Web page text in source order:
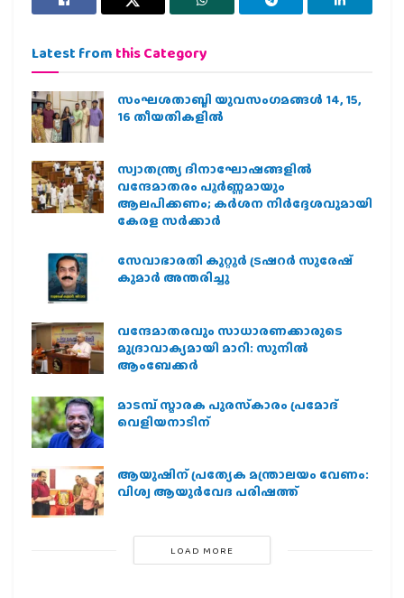
Latest from this Category
സംഘശതാബ്ദി യുവസംഗമങ്ങള്‍ 14, 15,
16 തീയതികളില്‍
സ്വാതന്ത്ര്യ ദിനാഘോഷങ്ങളിൽ
വന്ദേമാതരം പൂർണ്ണമായും
ആലപിക്കണം; കർശന നിർദ്ദേശവുമായി
കേരള സർക്കാർ
സേവാഭാരതി കുറ്റൂർ ട്രഷറർ സുരേഷ്
കുമാർ അന്തരിച്ചു
വന്ദേമാതരവും സാധാരണക്കാരുടെ
മുദ്രാവാക്യമായി മാറി: സുനിൽ
ആംബേക്കർ
മാടമ്പ് സ്മാരക പുരസ്‌കാരം പ്രമോദ്
വെളിയനാടിന്
ആയുഷിന് പ്രത്യേക മന്ത്രാലയം വേണം:
വിശ്വ ആയുര്‍വേദ പരിഷത്ത്
LOAD MORE